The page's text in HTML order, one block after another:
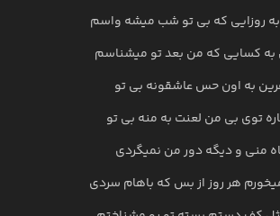
روزایی که بی تو شب میشه واسم
به کسایی که من بعد تو میشناسم
به اون حس عاشقونه بی تو
توی بی من لعنت به منه بی تو
منی و دیگه دور من نمیگردی
هر روز از بس که باهام سردی